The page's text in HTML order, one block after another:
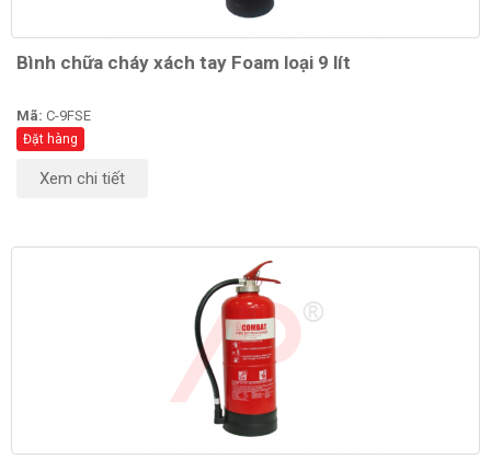
Bình chữa cháy xách tay Foam loại 9 lít
Mã: C-9FSE
Đặt hàng
Xem chi tiết